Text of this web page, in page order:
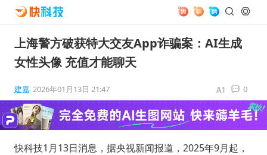
上海警方破获特大交友App诈骗案：AI生成
女性头像 充值才能聊天
建嘉 2026年01月13日 21:47 0
快科技1月13日消息，据央视新闻报道，2025年9月起，